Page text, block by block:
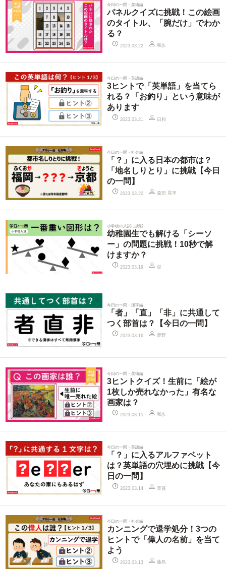
今日の一問・美術編
パネルクイズに挑戦！この絵画
のタイトル、「腕だけ」でわか
る？
2023.03.22 和歩
今日の一問・英語編
3ヒントで「英単語」を当てら
れる？「お釣り」という意味が
あります
2023.03.21 日和
今日の一問・社会編
「？」に入る日本の都市は？
「地名しりとり」に挑戦【今日
の一問】
2023.03.20 森田 晃平
小学校の入試に挑戦
幼稚園生でも解ける「シーソ
ー」の問題に挑戦！10秒で解
けますか？
2023.03.19 栞
今日の一問・漢字編
「者」「直」「非」に共通して
つく部首は？【今日の一問】
2023.03.16 鹿野
今日の一問・美術編
3ヒントクイズ！生前に「絵が
1枚しか売れなかった」有名な
画家は？
2023.03.15 和歩
今日の一問・英語編
「？」に入るアルファベット
は？英単語の穴埋めに挑戦【今
日の一問】
2023.03.14 菜葵
今日の一問・社会編
カンニングで退学処分！3つの
ヒントで「偉人の名前」を当て
よう
2023.03.13 藤島